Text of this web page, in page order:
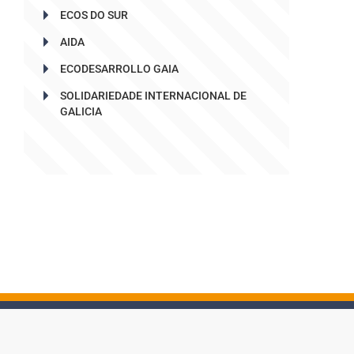
ECOS DO SUR
AIDA
ECODESARROLLO GAIA
SOLIDARIEDADE INTERNACIONAL DE
GALICIA